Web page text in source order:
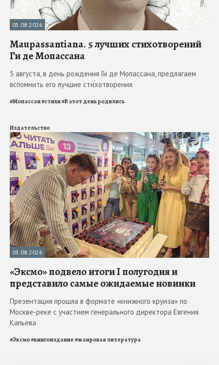
05.08.2026
Maupassantiana. 5 лучших стихотворений
Ги де Мопассана
5 августа, в день рождения Ги де Мопассана, предлагаем
вспомнить его лучшие стихотворения
#Мопассан#стихи#В этот день родились
Издательство
05.08.2026
«Эксмо» подвело итоги I полугодия и
представило самые ожидаемые новинки
Презентация прошла в формате «книжного круиза» по
Москве-реке с участием генерального директора Евгения
Капьева
#Эксмо#книгоиздание#жанровая литература